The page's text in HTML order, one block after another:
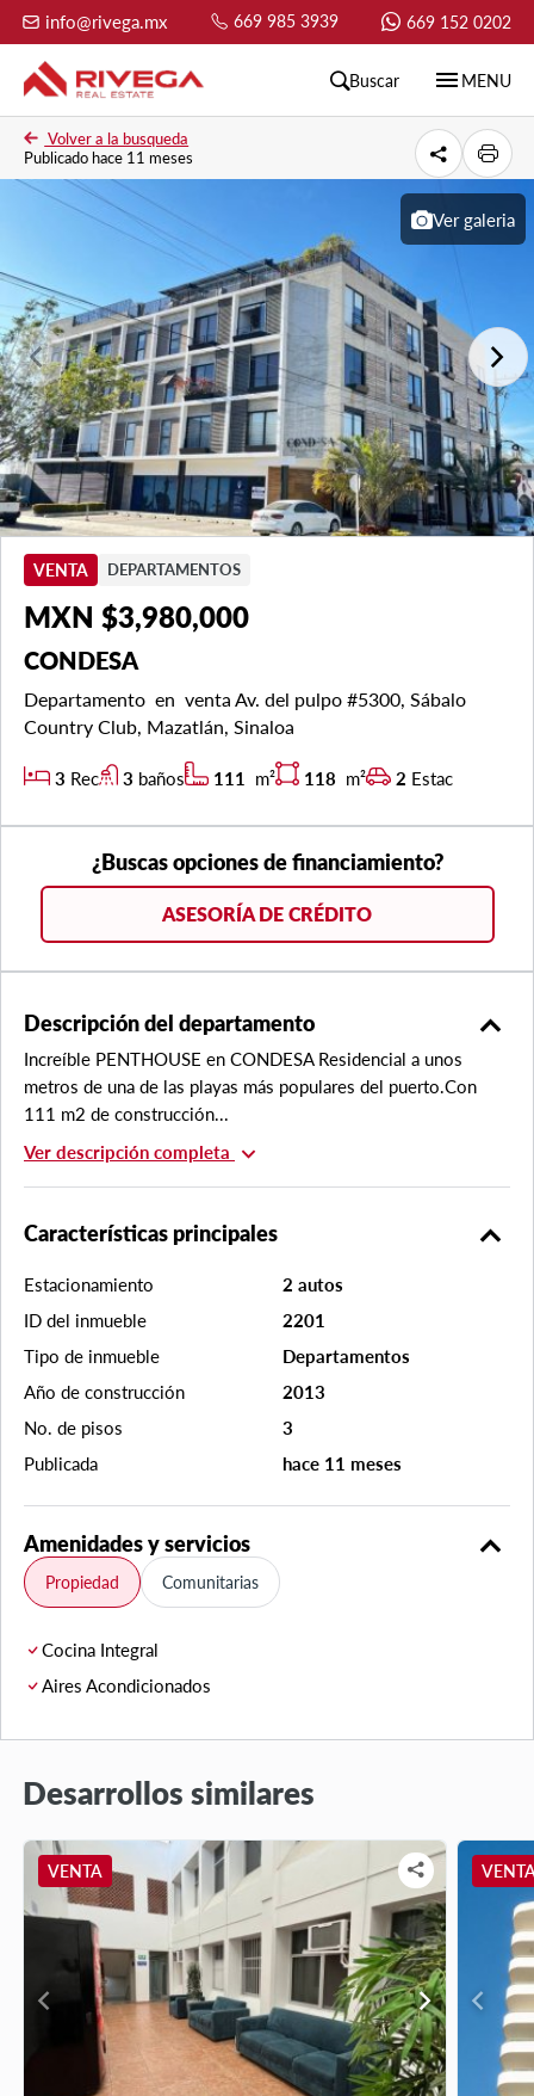
info@rivega.mx 669 985 3939 669 152 0202
Buscar menu MENU
Volver a la busqueda
Publicado hace 11 meses
Ver galeria
VENTA DEPARTAMENTOS
MXN $3,980,000
CONDESA
Departamento en venta Av. del pulpo #5300, Sábalo
Country Club, Mazatlán, Sinaloa
3 Rec 3 baños 111 m² 118 m² 2 Estac
¿Buscas opciones de financiamiento?
ASESORÍA DE CRÉDITO
Descripción del departamento expand_less
Increíble PENTHOUSE en CONDESA Residencial a unos
metros de una de las playas más populares del puerto.Con
111 m2 de construcción...
Ver descripción completa
expand_more
Características principales expand_less
Estacionamiento
ID del inmueble
Tipo de inmueble
2 autos
2201
Departamentos
Año de construcción
No. de pisos
Publicada
2013
3
hace 11 meses
Amenidades y servicios expand_less
Propiedad Comunitarias
Cocina Integral
Aires Acondicionados
Desarrollos similares
VENTA
chevron_left chevron_right chevron_left